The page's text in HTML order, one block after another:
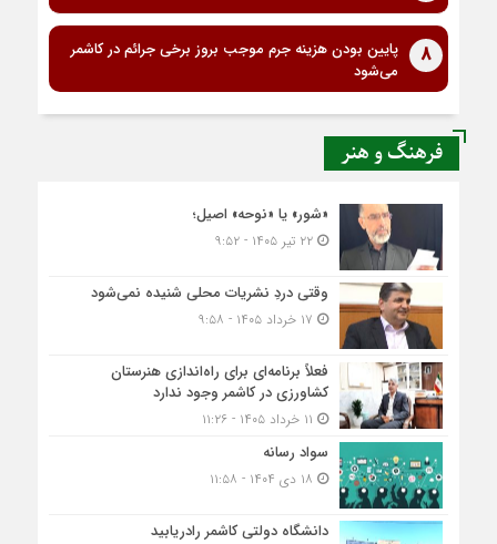
8
پایین بودن هزینه جرم موجب بروز برخی جرائم در کاشمر
می‌شود
فرهنگ و هنر
«شور» یا «نوحه» اصیل؛
۲۲ تیر ۱۴۰۵ - ۹:۵۲
وقتی دردِ نشریات محلی شنیده نمی‌شود
فعلاً برنامه‌ای برای راه‌اندازی هنرستان
کشاورزی در کاشمر وجود ندارد
سواد رسانه
دانشگاه دولتی کاشمر‌ رادریابید